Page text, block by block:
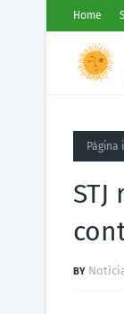
Home
Página